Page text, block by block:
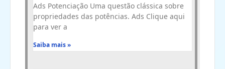
Ads Potenciação Uma questão clássica sobre
propriedades das potências. Ads Clique aqui
para ver a
Saiba mais »